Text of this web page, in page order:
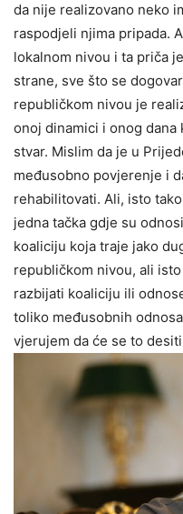
da nije realizovano neko
raspodjeli njima pripada.
lokalnom nivou i ta priča
strane, sve što se
republičkom nivou je
onoj dinamici i onog dana
stvar. Mislim da je u
međusobno povjerenje i
rehabilitovati. Ali, isto
jedna tačka gdje su
koaliciju koja traje jako
republičkom nivou, ali
razbijati koaliciju ili
toliko međusobnih
vjerujem da će se to